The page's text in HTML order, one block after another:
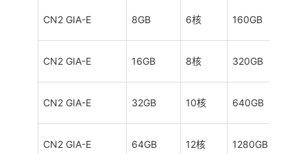
CN2 GIA-E 8GB 6核 160GB
CN2 GIA-E 16GB 8核 320GB
CN2 GIA-E 32GB 10核 640GB
CN2 GIA-E 64GB 12核 1280GB